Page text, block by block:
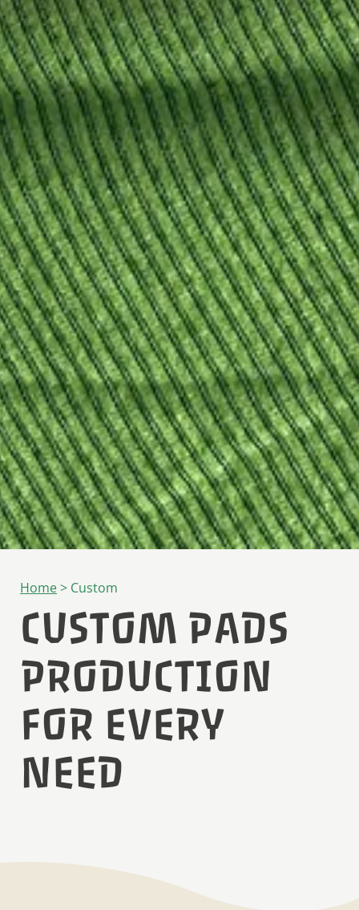
Home> Custom
CUSTOM PADS
PRODUCTION
FOR EVERY
NEED